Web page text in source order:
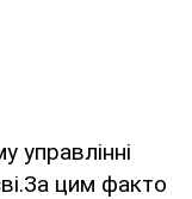
управлінні
цим факто